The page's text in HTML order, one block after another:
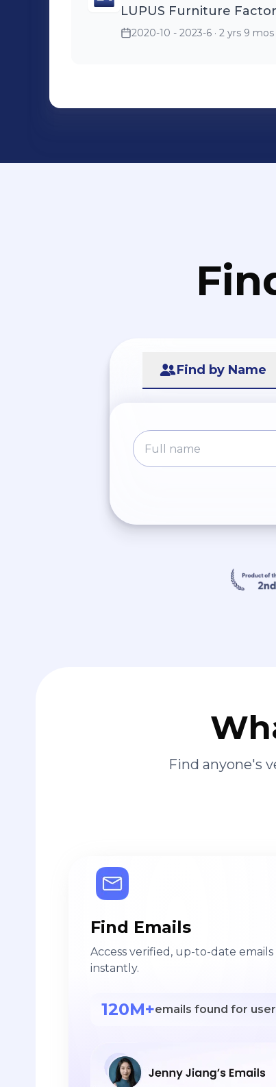
LUPUS Furniture
2020-10 - 2023-6 · 2 yrs 9 mos
Find by Name
Find anyone's
Find Emails
Access verified, up-to-date
instantly.
120M+emails found for